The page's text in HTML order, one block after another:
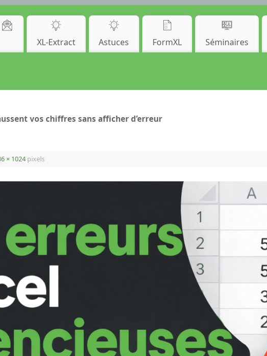
XL-Extract Astuces FormXL Séminaires
vos chiffres sans afficher d’erreur
× 1024 pixels